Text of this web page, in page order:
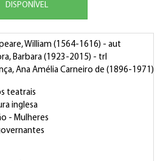
DISPONÍVEL
William (1564-1616) - aut
Barbara (1923-2015) - trl
Ana Amélia Carneiro de (1896-1971) -
teatrais
inglesa
- Mulheres